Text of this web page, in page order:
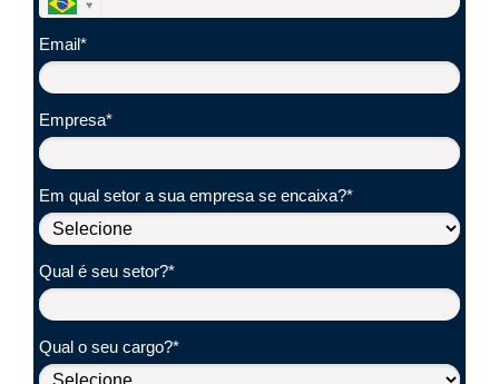
Email*
Empresa*
Em qual setor a sua empresa se encaixa?*
Qual é seu setor?*
Qual o seu cargo?*